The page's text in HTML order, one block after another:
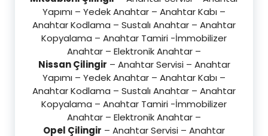
Yapımı – Yedek Anahtar – Anahtar Kabı –
Anahtar Kodlama – Sustalı Anahtar – Anahtar
Kopyalama – Anahtar Tamiri -İmmobilizer
Anahtar – Elektronik Anahtar –
Nissan Çilingir – Anahtar Servisi – Anahtar
Yapımı – Yedek Anahtar – Anahtar Kabı –
Anahtar Kodlama – Sustalı Anahtar – Anahtar
Kopyalama – Anahtar Tamiri -İmmobilizer
Anahtar – Elektronik Anahtar –
Opel Çilingir – Anahtar Servisi – Anahtar